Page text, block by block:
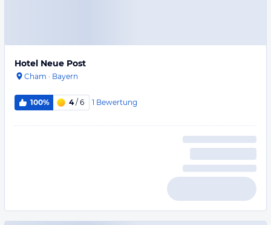
Hotel Neue Post
Cham · Bayern
100% 4/ 6 1 Bewertung